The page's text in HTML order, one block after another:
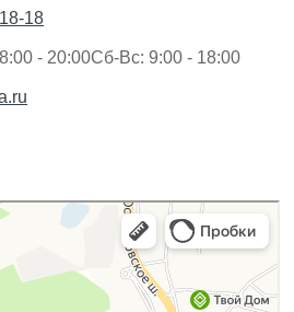
18
- 20:00Сб-Вс: 9:00 - 18:00